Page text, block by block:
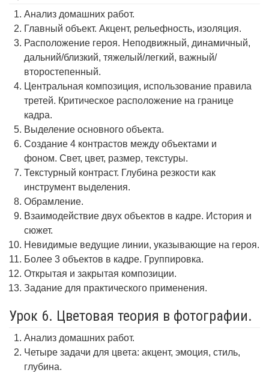
Анализ домашних работ.
Главный объект. Акцент, рельефность, изоляция.
Расположение героя. Неподвижный, динамичный,
дальний/близкий, тяжелый/легкий, важный/
второстепенный.
Центральная композиция, использование правила
третей. Критическое расположение на границе
кадра.
Выделение основного объекта.
Создание 4 контрастов между объектами и
фоном. Свет, цвет, размер, текстуры.
Текстурный контраст. Глубина резкости как
инструмент выделения.
Обрамление.
Взаимодействие двух объектов в кадре. История и
сюжет.
Невидимые ведущие линии, указывающие на героя.
Более 3 объектов в кадре. Группировка.
Открытая и закрытая композиции.
Задание для практического применения.
Урок 6. Цветовая теория в фотографии.
Анализ домашних работ.
Четыре задачи для цвета: акцент, эмоция, стиль,
глубина.